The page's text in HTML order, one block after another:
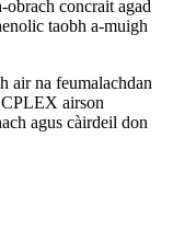
obrach concrait agad
taobh a-muigh
air na feumalachdan
airson
agus càirdeil don